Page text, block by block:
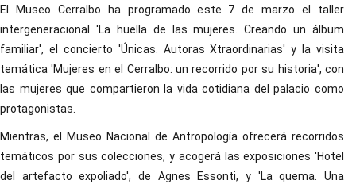
El Museo Cerralbo ha programado este 7 de marzo el taller
intergeneracional 'La huella de las mujeres. Creando un álbum
familiar', el concierto 'Únicas. Autoras Xtraordinarias' y la visita
temática 'Mujeres en el Cerralbo: un recorrido por su historia', con
las mujeres que compartieron la vida cotidiana del palacio como
protagonistas.
Mientras, el Museo Nacional de Antropología ofrecerá recorridos
temáticos por sus colecciones, y acogerá las exposiciones 'Hotel
del artefacto expoliado', de Agnes Essonti, y 'La quema. Una